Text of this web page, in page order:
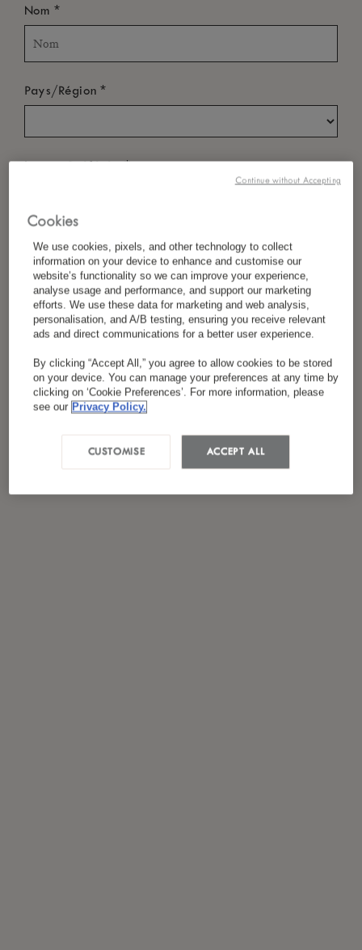
Nom *
Pays/Région*
Langue Préférée*
E-Mail*
J'ai lu et acceptéla politique de confidentialité
Cookies
We use cookies, pixels, and other technology to collect
information on your device to enhance and customise our
website’s functionality so we can improve your experience,
analyse usage and performance, and support our marketing
efforts. We use these data for marketing and web analysis,
personalisation, and A/B testing, ensuring you receive relevant
ads and direct communications for a better user experience.
By clicking “Accept All,” you agree to allow cookies to be stored
on your device. You can manage your preferences at any time by
clicking on ‘Cookie Preferences’. For more information, please
see our Privacy Policy.
ACCEPT ALL
CUSTOMISE
Continue without Accepting